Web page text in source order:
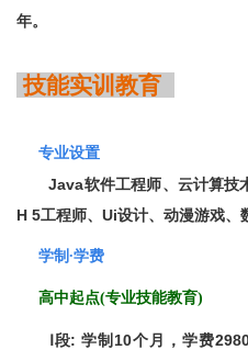
年。
技能实训教育
专业设置
Java软件工程师、云计算技术
H 5工程师、 Ui设计、动漫游戏、
学制 ∙学费
高中起点(专业技能教育)
Ⅰ段:学制 10个月，学费